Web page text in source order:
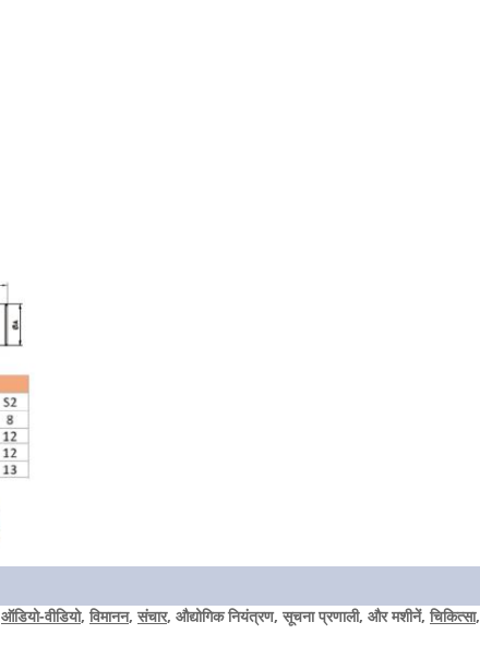
ऑडियो-वीडियो, विमानन, संचार, औद्योगिक नियंत्रण, सूचना प्रणाली, और मशीनें, चिकित्सा,